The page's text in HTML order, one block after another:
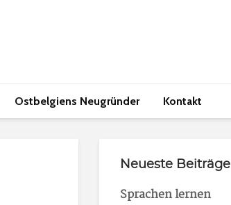
Ostbelgiens Neugründer Kontakt
Neueste Beiträge
Sprachen lernen